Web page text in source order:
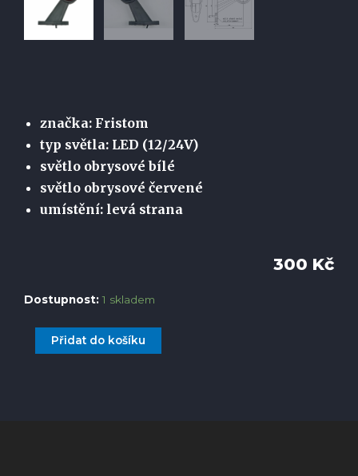
značka: Fristom
typ světla: LED (12/24V)
světlo obrysové bílé
světlo obrysové červené
umístění: levá strana
300 Kč
Dostupnost: 1 skladem
Přidat do košíku